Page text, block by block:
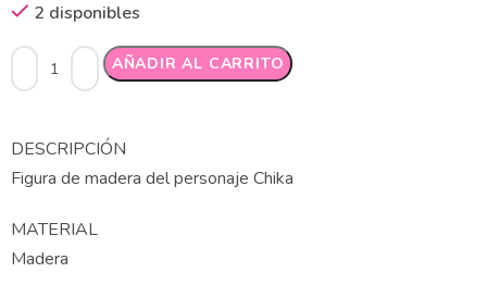
2 disponibles
AÑADIR AL CARRITO
Alternative:
DESCRIPCIÓN
Figura de madera del personaje Chika
MATERIAL
Madera